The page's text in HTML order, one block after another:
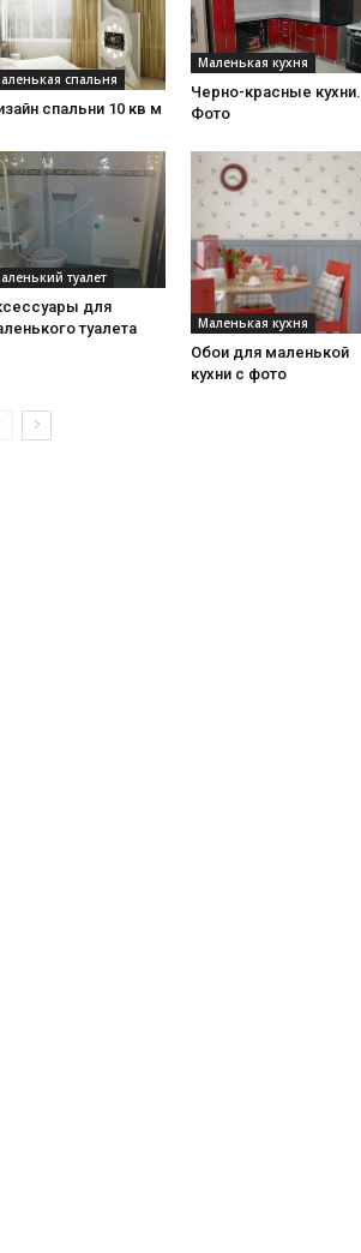
спальня
спальни 10 кв м
Маленькая кухня
Черно-красные кухни.
Фото
туалет
для
туалета
Маленькая кухня
Обои для маленькой
кухни с фото